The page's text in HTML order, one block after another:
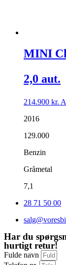
MINI
2,0 aut.
214.900 kr.
2016
129.000
Benzin
Gråmetal
7,1
28 71 50 00
Har du
hurtigt retur!
Fulde navn